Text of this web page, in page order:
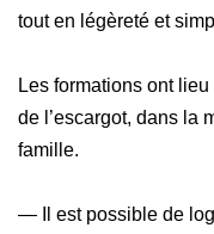
tout en légèreté et
Les formations ont
de l’escargot, dans la
famille.
— Il est possible de